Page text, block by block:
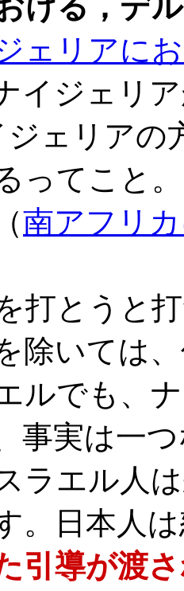
ェリアに
イジェリ
ジェリアの
ってこと
南アフリ
打とうと
除いては
ルでも、
事実は一
ラエル人
。日本人
引導が渡